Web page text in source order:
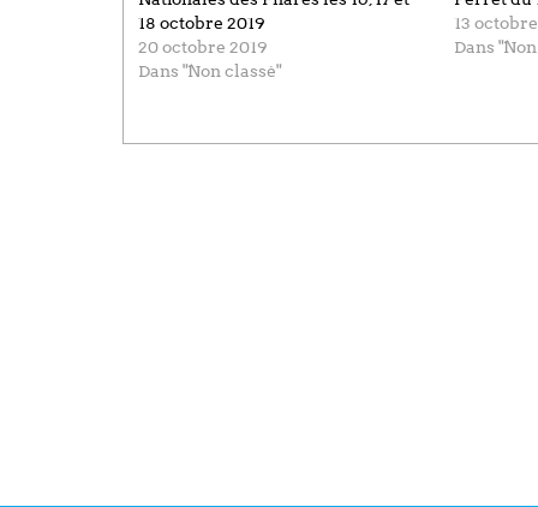
18 octobre 2019
20 octobre 2019
Dans "Non classé"
13
Dans